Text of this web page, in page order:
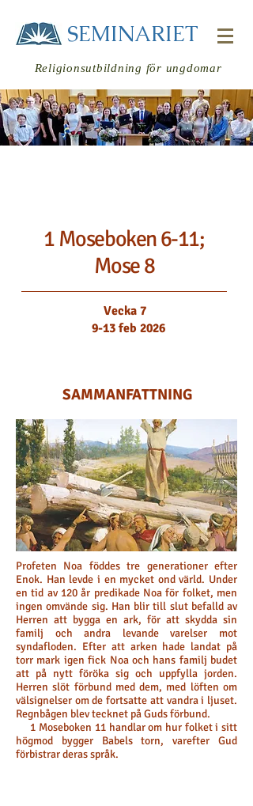
SEMINARIET
Religionsutbildning för ungdomar
1 Moseboken 6-11;
Mose 8
Vecka 7
9-13 feb 2026
SAMMANFATTNING
Profeten Noa föddes tre generationer efter
Enok. Han levde i en mycket ond värld. Under
en tid av 120 år predikade Noa för folket, men
ingen omvände sig. Han blir till slut befalld av
Herren att bygga en ark, för att skydda sin
familj och andra levande varelser mot
syndafloden. Efter att arken hade landat på
torr mark igen fick Noa och hans familj budet
att på nytt föröka sig och uppfylla jorden.
Herren slöt förbund med dem, med löften om
välsignelser om de fortsatte att vandra i ljuset.
Regnbågen blev tecknet på Guds förbund.
1 Moseboken 11 handlar om hur folket i sitt
högmod bygger Babels torn, varefter Gud
förbistrar deras språk.